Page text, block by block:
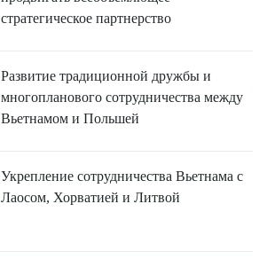
стратегическое партнерство
Развитие традиционной дружбы и
многопланового сотрудничества между
Вьетнамом и Польшей
Укрепление сотрудничества Вьетнама с
Лаосом, Хорватией и Литвой